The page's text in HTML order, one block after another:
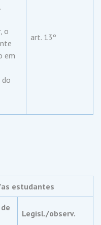
o
em
art. 13º
estudantes
Legisl./observ.